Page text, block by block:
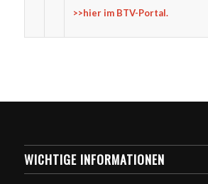
>>hier im BTV-Portal.
WICHTIGE INFORMATIONEN